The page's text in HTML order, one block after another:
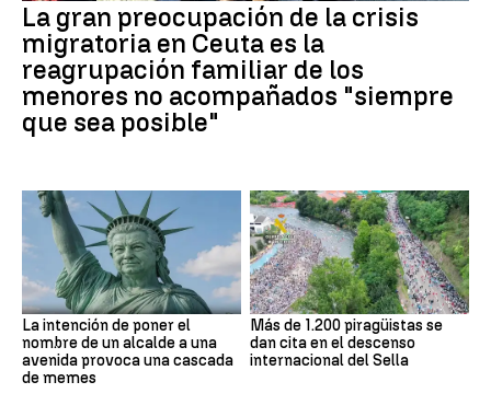
La gran preocupación de la crisis
migratoria en Ceuta es la
reagrupación familiar de los
menores no acompañados "siempre
que sea posible"
La intención de poner el
nombre de un alcalde a una
avenida provoca una cascada
de memes
Más de 1.200 piragüistas se
dan cita en el descenso
internacional del Sella